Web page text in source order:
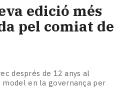
edició més
pel comiat de
després de 12 anys al
en la governança per